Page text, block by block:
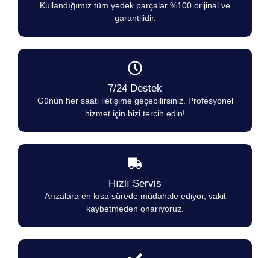
Kullandığımız tüm yedek parçalar %100 orijinal ve
garantilidir.
7/24 Destek
Günün her saati iletişime geçebilirsiniz. Profesyonel
hizmet için bizi tercih edin!
Hızlı Servis
Arızalara en kısa sürede müdahale ediyor, vakit
kaybetmeden onarıyoruz.